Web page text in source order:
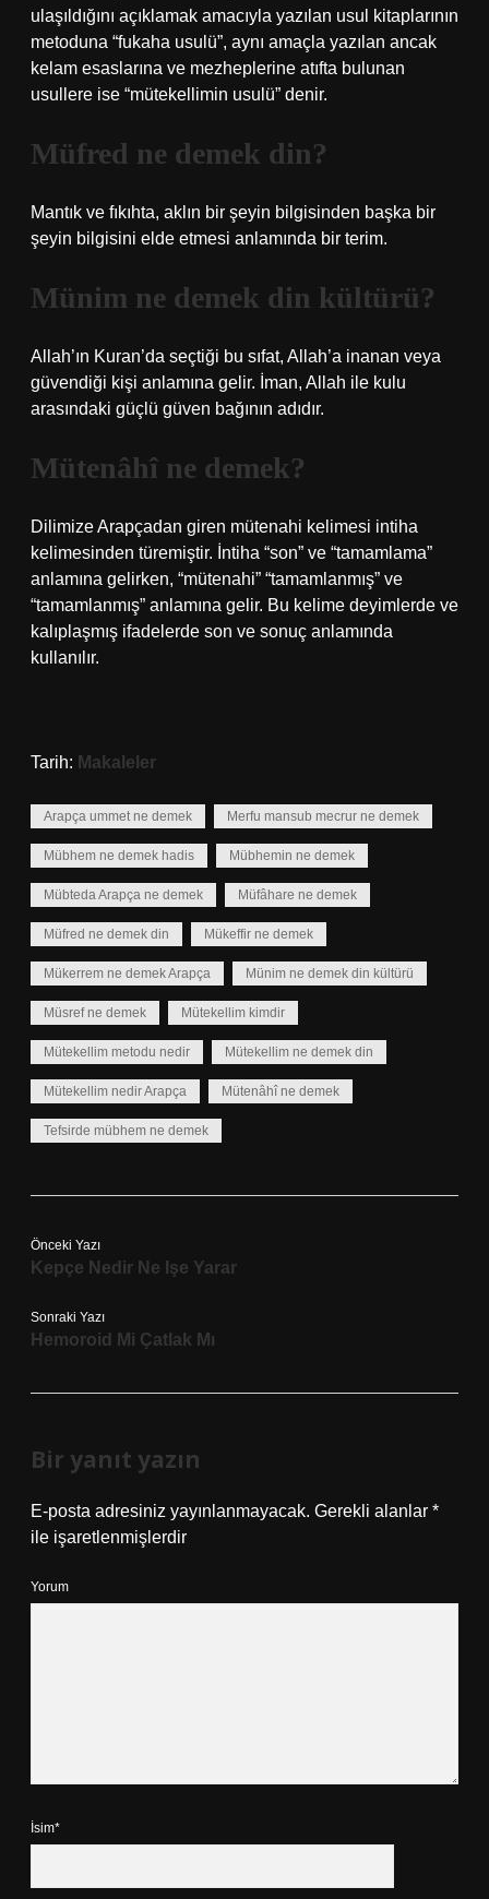
ulaşıldığını açıklamak amacıyla yazılan usul kitaplarının
metoduna “fukaha usulü”, aynı amaçla yazılan ancak
kelam esaslarına ve mezheplerine atıfta bulunan
usullere ise “mütekellimin usulü” denir.
Müfred ne demek din?
Mantık ve fıkıhta, aklın bir şeyin bilgisinden başka bir
şeyin bilgisini elde etmesi anlamında bir terim.
Münim ne demek din kültürü?
Allah’ın Kuran’da seçtiği bu sıfat, Allah’a inanan veya
güvendiği kişi anlamına gelir. İman, Allah ile kulu
arasındaki güçlü güven bağının adıdır.
Mütenâhî ne demek?
Dilimize Arapçadan giren mütenahi kelimesi intiha
kelimesinden türemiştir. İntiha “son” ve “tamamlama”
anlamına gelirken, “mütenahi” “tamamlanmış” ve
“tamamlanmış” anlamına gelir. Bu kelime deyimlerde ve
kalıplaşmış ifadelerde son ve sonuç anlamında
kullanılır.
Tarih: Makaleler
Arapça ummet ne demek Merfu mansub mecrur ne demek
Mübhem ne demek hadis Mübhemin ne demek
Mübteda Arapça ne demek Müfâhare ne demek
Müfred ne demek din Mükeffir ne demek
Mükerrem ne demek Arapça Münim ne demek din kültürü
Müsref ne demek Mütekellim kimdir
Mütekellim metodu nedir Mütekellim ne demek din
Mütekellim nedir Arapça Mütenâhî ne demek
Tefsirde mübhem ne demek
Önceki Yazı
Kepçe Nedir Ne Işe Yarar
Sonraki Yazı
Hemoroid Mi Çatlak Mı
Bir yanıt yazın
E-posta adresiniz yayınlanmayacak. Gerekli alanlar *
ile işaretlenmişlerdir
Yorum
İsim*